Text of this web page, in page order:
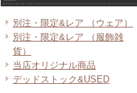
別注・限定&レア （ウェア）
別注・限定&レア （服飾雑
貨）
当店オリジナル商品
デッドストック&USED